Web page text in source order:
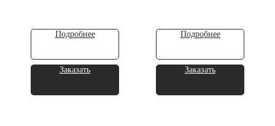
Подробнее
Заказать
Подробнее
Заказать